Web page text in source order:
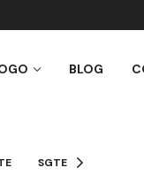
BLOG
SGTE